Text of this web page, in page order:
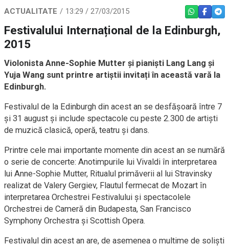
ACTUALITATE 13:29 / 27/03/2015 WHATSAPP
Festivalului Internațional de la Edinburgh,
2015
Violonista Anne-Sophie Mutter și pianiști Lang Lang și
Yuja Wang sunt printre artiștii invitați în această vară la
Edinburgh.
Festivalul de la Edinburgh din acest an se desfășoară între 7
și 31 august și include spectacole cu peste 2.300 de artiști
de muzică clasică, operă, teatru și dans.
Printre cele mai importante momente din acest an se numără
o serie de concerte: Anotimpurile lui Vivaldi în interpretarea
lui Anne-Sophie Mutter, Ritualul primăverii al lui Stravinsky
realizat de Valery Gergiev, Flautul fermecat de Mozart în
interpretarea Orchestrei Festivalului și spectacolele
Orchestrei de Cameră din Budapesta, San Francisco
Symphony Orchestra și Scottish Opera.
Festivalul din acest an are, de asemenea o multime de soliști